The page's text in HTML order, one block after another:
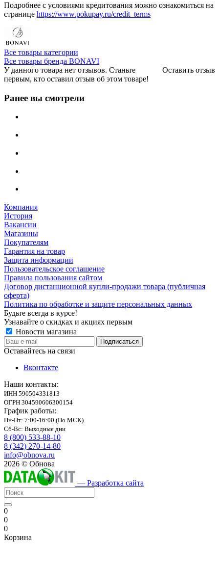
Подробнее с условиями кредитования можно ознакомиться на
странице https://www.pokupay.ru/credit_terms
Все товары категории
Все товары бренда BONAVI
Оставить отзыв
У данного товара нет отзывов. Станьте
первым, кто оставил отзыв об этом товаре!
Ранее вы смотрели
Компания
История
Вакансии
Магазины
Покупателям
Гарантия на товар
Защита информации
Пользовательское соглашение
Правила пользования сайтом
Договор дистанционной купли-продажи товара (публичная
оферта)
Политика по обработке и защите персональных данных
Будьте всегда в курсе!
Узнавайте о скидках и акциях первым
Новости магазина
Оставайтесь на связи
Вконтакте
Наши контакты:
ИНН 590504331813
ОГРН 304590606300154
График работы:
Пн-Пт: 7:00-16:00 (По МСК)
Сб-Вс: Выходные дни
8 (800) 533-88-10
8 (342) 270-14-80
info@obnova.ru
2026 © Обнова
— Разработка сайта
0
0
0
Корзина